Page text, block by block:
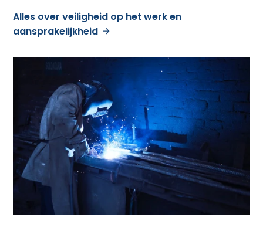
Alles over veiligheid op het werk en
aansprakelijkheid